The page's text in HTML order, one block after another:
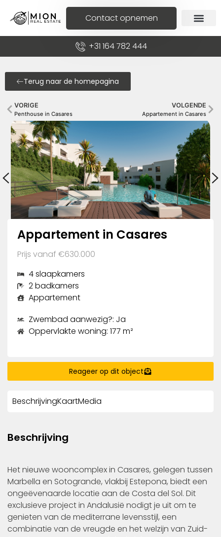
Contact opnemen
+31 164 782 444
Terug naar de homepagina
VORIGE
Penthouse in Casares
VOLGENDE
Appartement in Casares
Appartement in Casares
Prijs vanaf €630.000
4 slaapkamers
2 badkamers
Appartement
Zwembad aanwezig?: Ja
Oppervlakte woning: 177 m²
Reageer op dit object
BeschrijvingKaartMedia
Beschrijving
Het nieuwe wooncomplex in Casares, gelegen tussen
Marbella en Sotogrande, vlakbij Estepona, biedt een
ongeëvenaarde locatie aan de Costa del Sol. Dit
exclusieve project in Andalusië nodigt je uit om te
genieten van de mediterrane levensstijl, een
combinatie van de vreugde en het welzijn van Zuid-